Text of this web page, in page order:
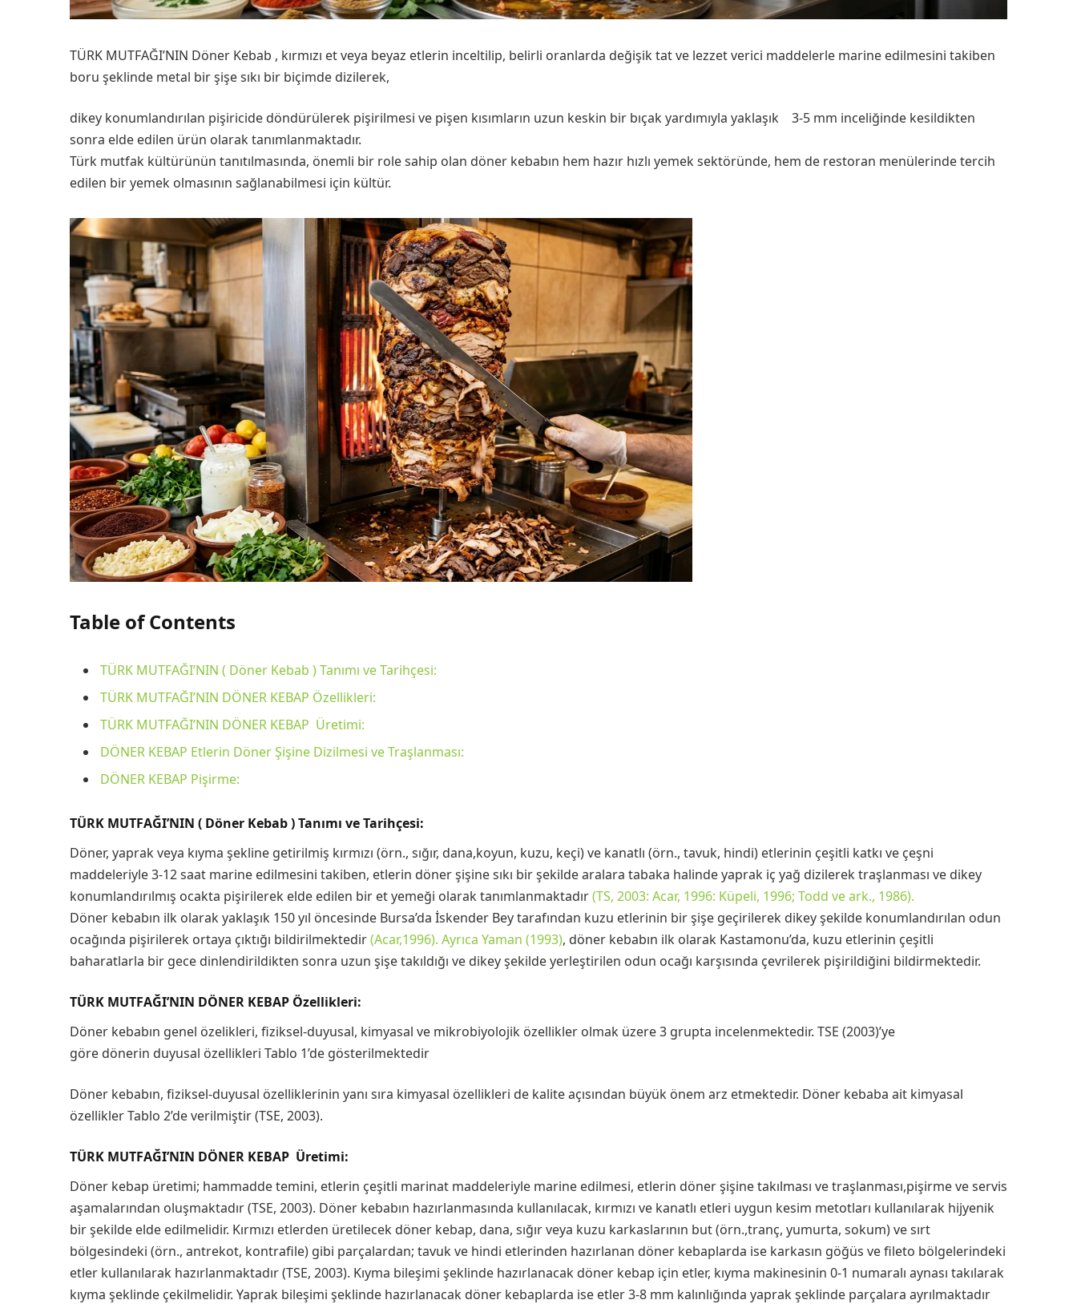
TÜRK MUTFAĞI’NIN Döner Kebab , kırmızı et veya beyaz etlerin inceltilip, belirli oranlarda değişik tat ve lezzet verici maddelerle marine edilmesini takiben
boru şeklinde metal bir şişe sıkı bir biçimde dizilerek,
dikey konumlandırılan pişiricide döndürülerek pişirilmesi ve pişen kısımların uzun keskin bir bıçak yardımıyla yaklaşık 3-5 mm inceliğinde kesildikten
sonra elde edilen ürün olarak tanımlanmaktadır.
Türk mutfak kültürünün tanıtılmasında, önemli bir role sahip olan döner kebabın hem hazır hızlı yemek sektöründe, hem de restoran menülerinde tercih
edilen bir yemek olmasının sağlanabilmesi için kültür.
Table of Contents
TÜRK MUTFAĞI’NIN ( Döner Kebab ) Tanımı ve Tarihçesi:
TÜRK MUTFAĞI’NIN DÖNER KEBAP Özellikleri:
TÜRK MUTFAĞI’NIN DÖNER KEBAP Üretimi:
DÖNER KEBAP Etlerin Döner Şişine Dizilmesi ve Traşlanması:
DÖNER KEBAP Pişirme:
TÜRK MUTFAĞI’NIN ( Döner Kebab ) Tanımı ve Tarihçesi:
Döner, yaprak veya kıyma şekline getirilmiş kırmızı (örn., sığır, dana,koyun, kuzu, keçi) ve kanatlı (örn., tavuk, hindi) etlerinin çeşitli katkı ve çeşni
maddeleriyle 3-12 saat marine edilmesini takiben, etlerin döner şişine sıkı bir şekilde aralara tabaka halinde yaprak iç yağ dizilerek traşlanması ve dikey
konumlandırılmış ocakta pişirilerek elde edilen bir et yemeği olarak tanımlanmaktadır(TS, 2003: Acar, 1996: Küpeli, 1996; Todd ve ark., 1986).
Döner kebabın ilk olarak yaklaşık 150 yıl öncesinde Bursa’da İskender Bey tarafından kuzu etlerinin bir şişe geçirilerek dikey şekilde konumlandırılan odun
ocağında pişirilerek ortaya çıktığı bildirilmektedir(Acar,1996). Ayrıca Yaman (1993), döner kebabın ilk olarak Kastamonu’da, kuzu etlerinin çeşitli
baharatlarla bir gece dinlendirildikten sonra uzun şişe takıldığı ve dikey şekilde yerleştirilen odun ocağı karşısında çevrilerek pişirildiğini bildirmektedir.
TÜRK MUTFAĞI’NIN DÖNER KEBAP Özellikleri:
Döner kebabın genel özelikleri, fiziksel-duyusal, kimyasal ve mikrobiyolojik özellikler olmak üzere 3 grupta incelenmektedir. TSE (2003)’ye
göre dönerin duyusal özellikleri Tablo 1’de gösterilmektedir
Döner kebabın, fiziksel-duyusal özelliklerinin yanı sıra kimyasal özellikleri de kalite açısından büyük önem arz etmektedir. Döner kebaba ait kimyasal
özellikler Tablo 2’de verilmiştir (TSE, 2003).
TÜRK MUTFAĞI’NIN DÖNER KEBAP Üretimi:
Döner kebap üretimi; hammadde temini, etlerin çeşitli marinat maddeleriyle marine edilmesi, etlerin döner şişine takılması ve traşlanması,pişirme ve servis
aşamalarından oluşmaktadır (TSE, 2003). Döner kebabın hazırlanmasında kullanılacak, kırmızı ve kanatlı etleri uygun kesim metotları kullanılarak hijyenik
bir şekilde elde edilmelidir. Kırmızı etlerden üretilecek döner kebap, dana, sığır veya kuzu karkaslarının but (örn.,tranç, yumurta, sokum) ve sırt
bölgesindeki (örn., antrekot, kontrafile) gibi parçalardan; tavuk ve hindi etlerinden hazırlanan döner kebaplarda ise karkasın göğüs ve fileto bölgelerindeki
etler kullanılarak hazırlanmaktadır (TSE, 2003). Kıyma bileşimi şeklinde hazırlanacak döner kebap için etler, kıyma makinesinin 0-1 numaralı aynası takılarak
kıyma şeklinde çekilmelidir. Yaprak bileşimi şeklinde hazırlanacak döner kebaplarda ise etler 3-8 mm kalınlığında yaprak şeklinde parçalara ayrılmaktadır